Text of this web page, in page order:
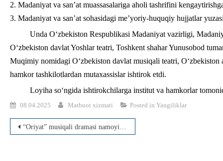
2. Madaniyat va san’at muassasalariga aholi tashrifini
3. Madaniyat va san’at sohasidagi me’yoriy-huquqiy hujjatlar
Unda O‘zbekiston Respublikasi Madaniyat vazirligi,
O‘zbekiston davlat Yoshlar teatri, Toshkent shahar Yunusobod
Muqimiy nomidagi O‘zbekiston davlat musiqali teatri,
hamkor tashkilotlardan mutaxassislar ishtirok etdi.
Loyiha so‘ngida ishtirokchilarga institut va hamkorlar
08.04.2025 Matbuot xizmati Posted in Yangiliklar
Post
“Oriyat” musiqali dramasi namoyishi bo’lib o’tdi